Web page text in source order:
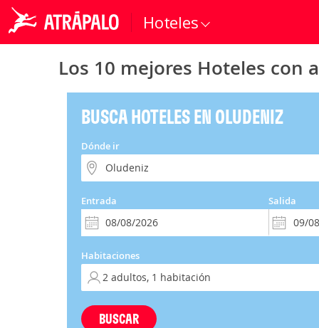
Hoteles
Los 10 mejores Hoteles
BUSCA HOTELES EN OLUDENIZ
Dónde ir
Entrada Salida
Habitaciones
BUSCAR